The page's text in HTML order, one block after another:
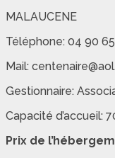
MALAUCENE
Téléphone: 04 90
Mail:
Gestionnaire:
Capacité d’accueil:
Prix de